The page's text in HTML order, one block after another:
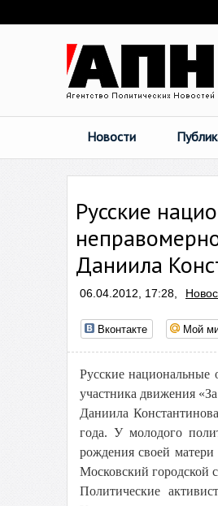
Новости
Русские
Даниила
06.04.2012, 17:28,
Вконтакте Мой
Русские национальные
участника движения
Даниила
года. У молодого
рождения своей
Московский городской
Политические